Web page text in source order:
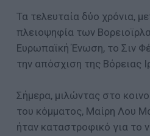
Τα τελευταία δύο χρόνια,
πλειοψηφία των
Ευρωπαϊκή Ένωση, το Σιν
την απόσχιση της Βόρειας
Σήμερα, μιλώντας στο
του κόμματος, Μαίρη Λου
ήταν καταστροφικό για το